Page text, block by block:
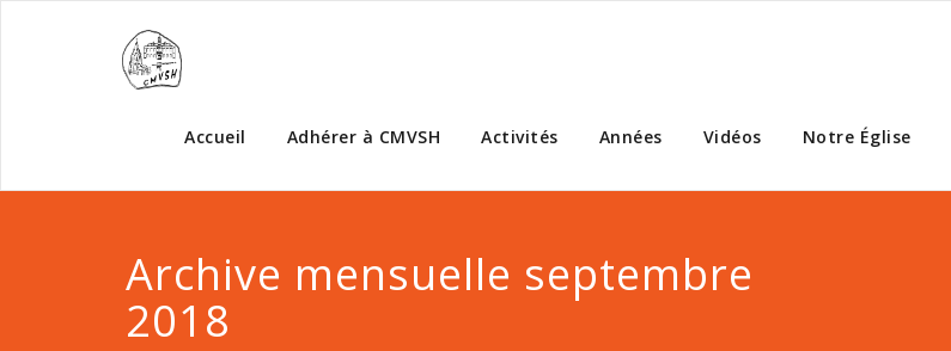
Accueil Adhérer à CMVSH Activités Années Vidéos Notre Église
Archive mensuelle septembre
2018